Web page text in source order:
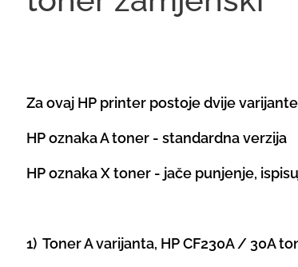
Za ovaj HP printer postoje dvije
HP oznaka A toner - standardna verzija
HP oznaka X toner - jače punjenje,
1) Toner A varijanta, HP CF230A / 30A